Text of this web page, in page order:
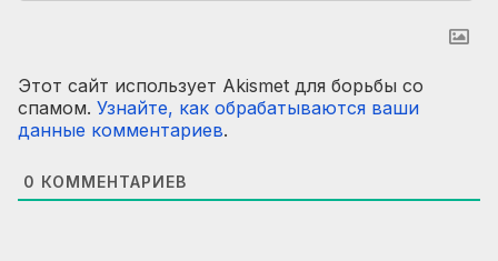
Этот сайт использует Akismet для борьбы со
спамом. Узнайте, как обрабатываются ваши
данные комментариев.
0 КОММЕНТАРИЕВ